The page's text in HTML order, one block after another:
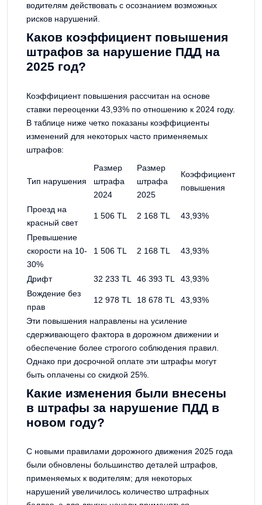
водителям действовать с осознанием возможных
рисков нарушений.
Каков коэффициент повышения
штрафов за нарушение ПДД на
2025 год?
Коэффициент повышения рассчитан на основе
ставки переоценки 43,93% по отношению к 2024 году.
В таблице ниже четко показаны коэффициенты
изменений для некоторых часто применяемых
штрафов:
Тип нарушения
Размер
штрафа
2024
Размер
штрафа
2025
Коэффициент
повышения
Проезд на
красный свет
1 506 TL 2 168 TL 43,93%
Превышение
скорости на 10-
30%
1 506 TL 2 168 TL 43,93%
Дрифт 32 233 TL 46 393 TL
43,93%
Вождение без
прав
12 978 TL 18 678 TL 43,93%
Эти повышения направлены на усиление
сдерживающего фактора в дорожном движении и
обеспечение более строгого соблюдения правил.
Однако при досрочной оплате эти штрафы могут
быть оплачены со скидкой 25%.
Какие изменения были внесены
в штрафы за нарушение ПДД в
новом году?
С новыми правилами дорожного движения 2025 года
были обновлены большинство деталей штрафов,
применяемых к водителям; для некоторых
нарушений увеличилось количество штрафных